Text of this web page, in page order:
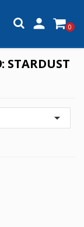
 0
STARDUST
